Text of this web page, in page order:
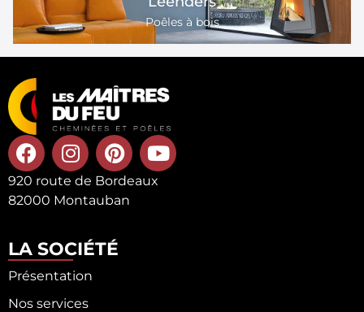
Poêles à bois
920 route de Bordeaux
82000 Montauban
LA SOCIÉTÉ
Présentation
Nos services